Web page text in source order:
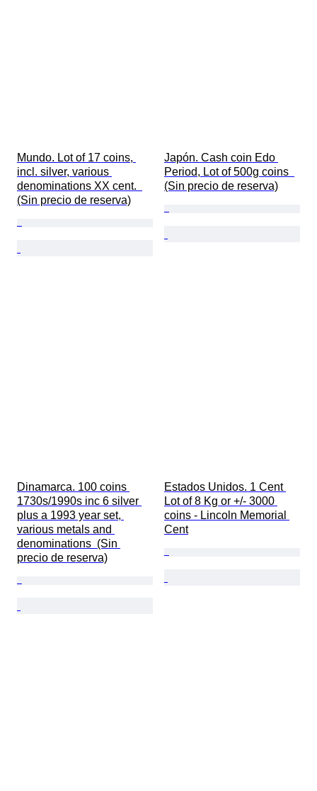
Mundo. Lot of 17 coins,
incl. silver, various
denominations XX cent.
(Sin precio de reserva)
Japón. Cash coin Edo
Period, Lot of 500g coins
(Sin precio de reserva)
Dinamarca. 100 coins
1730s/1990s inc 6 silver
plus a 1993 year set,
various metals and
denominations  (Sin
precio de reserva)
Estados Unidos. 1 Cent
Lot of 8 Kg or +/- 3000
coins - Lincoln Memorial
Cent